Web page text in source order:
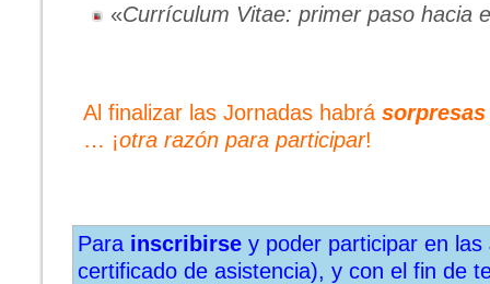
«Currículum Vitae: primer paso hacia
Al finalizar las Jornadas habrá sorpresas
… ¡otra razón para participar!
Para inscribirsey poder participar en las
certificado de asistencia), y con el fin de